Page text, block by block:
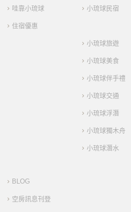
哇靠小琉球
住宿優惠
小琉球民宿
小琉球旅遊
小琉球美食
小琉球伴手禮
小琉球交通
小琉球浮潛
小琉球獨木舟
小琉球潛水
BLOG
空房訊息刊登